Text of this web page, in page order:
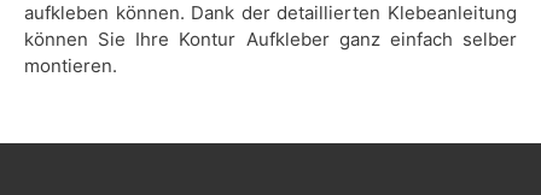
aufkleben können. Dank der detaillierten Klebeanleitung
können Sie Ihre Kontur Aufkleber ganz einfach selber
montieren.